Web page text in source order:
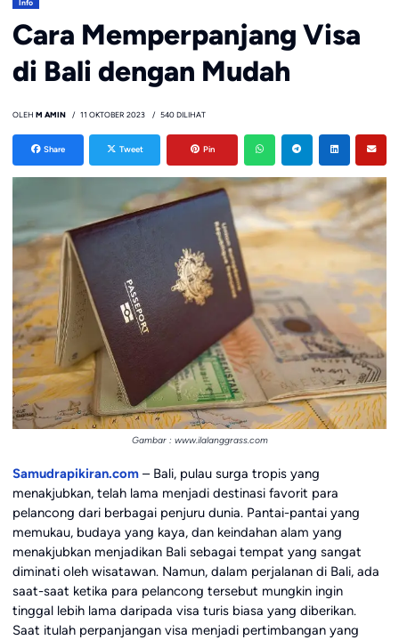
Info
Cara Memperpanjang Visa
di Bali dengan Mudah
OLEH M AMIN 11 OKTOBER 2023 540 DILIHAT
Share Tweet Pin
Gambar : www.ilalanggrass.com
Samudrapikiran.com– Bali, pulau surga tropis yang
menakjubkan, telah lama menjadi destinasi favorit para
pelancong dari berbagai penjuru dunia. Pantai-pantai yang
memukau, budaya yang kaya, dan keindahan alam yang
menakjubkan menjadikan Bali sebagai tempat yang sangat
diminati oleh wisatawan. Namun, dalam perjalanan di Bali, ada
saat-saat ketika para pelancong tersebut mungkin ingin
tinggal lebih lama daripada visa turis biasa yang diberikan.
Saat itulah perpanjangan visa menjadi pertimbangan yang